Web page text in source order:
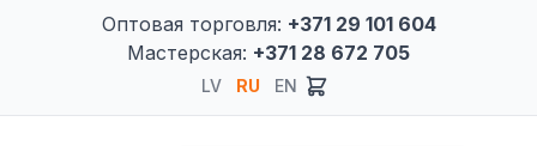
Оптовая торговля: +371 29 101 604
Мастерская: +371 28 672 705
LV RU EN